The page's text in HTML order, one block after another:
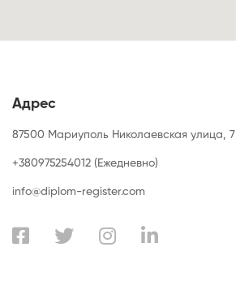
Адрес
87500 Мариуполь Николаевская улица, 7
+380975254012 (Ежедневно)
info@diplom-register.com